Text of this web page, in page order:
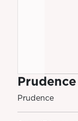
Prudence